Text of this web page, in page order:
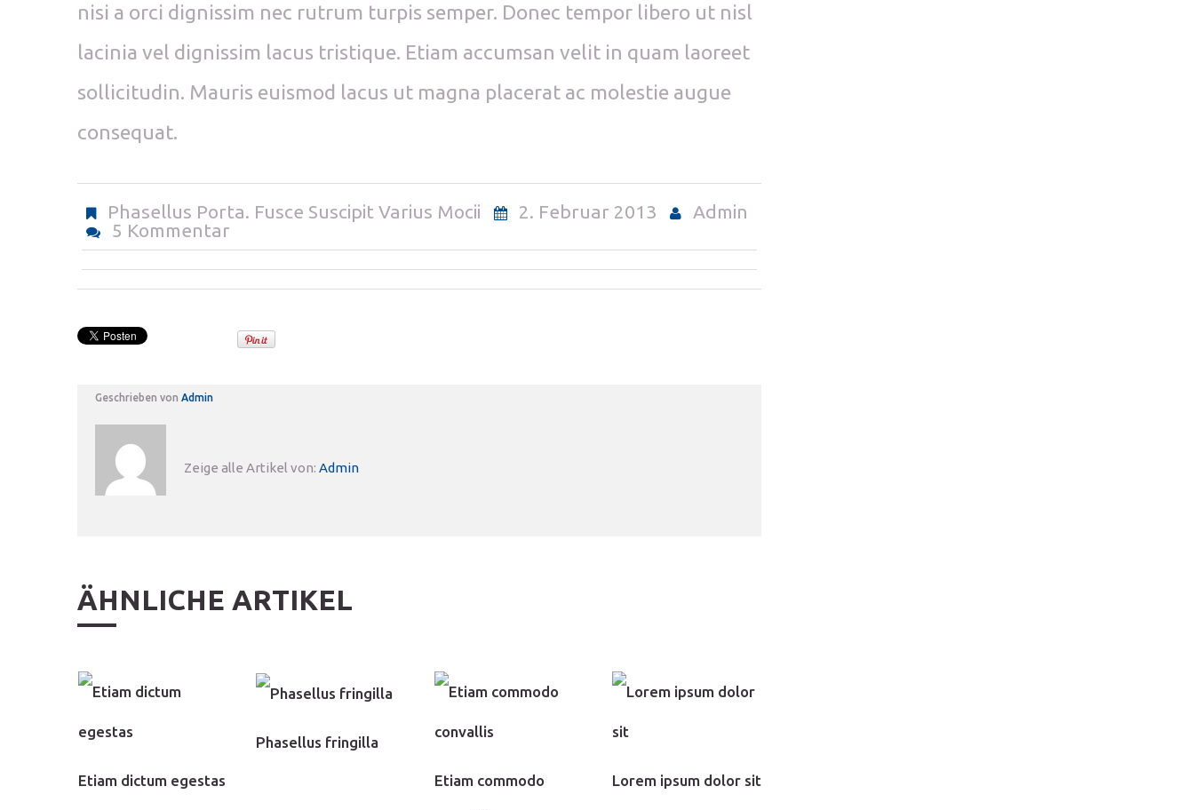
nisi a orci dignissim nec rutrum turpis semper. Donec tempor libero ut nisl
lacinia vel dignissim lacus tristique. Etiam accumsan velit in quam laoreet
sollicitudin. Mauris euismod lacus ut magna placerat ac molestie augue
consequat.
Phasellus Porta. Fusce Suscipit Varius Mocii 2. Februar 2013
Admin
5 Kommentar
Geschrieben von Admin
Zeige alle Artikel von: Admin
ÄHNLICHE ARTIKEL
Etiam dictum egestas
Phasellus fringilla
Etiam commodo Lorem ipsum dolor sit